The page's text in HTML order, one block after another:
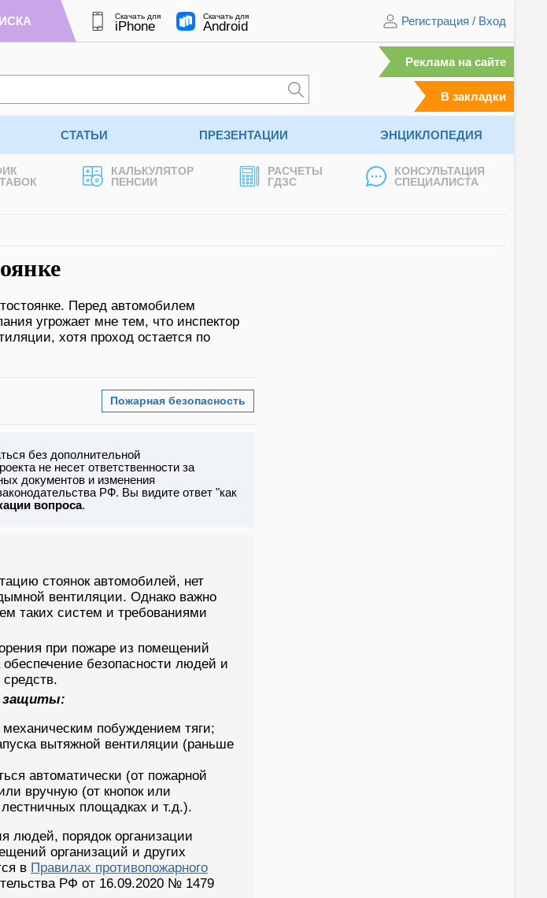
Скачать для
iPhone
Скачать для
Android Регистрация / Вход
Реклама на сайте
В закладки
СТАТЬИ ПРЕЗЕНТАЦИИ ЭНЦИКЛОПЕДИЯ
КАЛЬКУЛЯТОР
ПЕНСИИ
РАСЧЕТЫ
ГДЗС
КОНСУЛЬТАЦИЯ
СПЕЦИАЛИСТА
Перед автомобилем
угрожает мне тем, что инспектор
хотя проход остается по
Пожарная безопасность
без дополнительной
не несет ответственности за
документов и изменения
РФ. Вы видите ответ "как
вопроса.
стоянок автомобилей, нет
вентиляции. Однако важно
таких систем и требованиями
при пожаре из помещений
безопасности людей и
защиты:
побуждением тяги;
вытяжной вентиляции (раньше
автоматически (от пожарной
вручную (от кнопок или
площадках и т.д.).
людей, порядок организации
организаций и других
в Правилах противопожарного
РФ от 16.09.2020 № 1479